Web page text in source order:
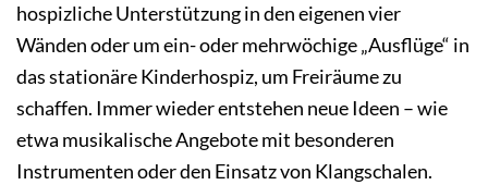
hospizliche Unterstützung in den eigenen vier
Wänden oder um ein- oder mehrwöchige „Ausflüge“ in
das stationäre Kinderhospiz, um Freiräume zu
schaffen. Immer wieder entstehen neue Ideen – wie
etwa musikalische Angebote mit besonderen
Instrumenten oder den Einsatz von Klangschalen.